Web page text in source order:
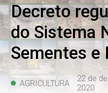
Decreto
do Sistema
Sementes e
AGRICULTURA
22 de
2020